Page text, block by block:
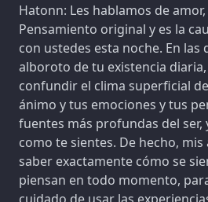
Hatonn: Les hablamos de
Pensamiento original y es la
con ustedes esta noche. En las
alboroto de tu existencia
confundir el clima superficial
ánimo y tus emociones y tus
fuentes más profundas del ser,
como te sientes. De hecho,
saber exactamente cómo se
piensan en todo momento,